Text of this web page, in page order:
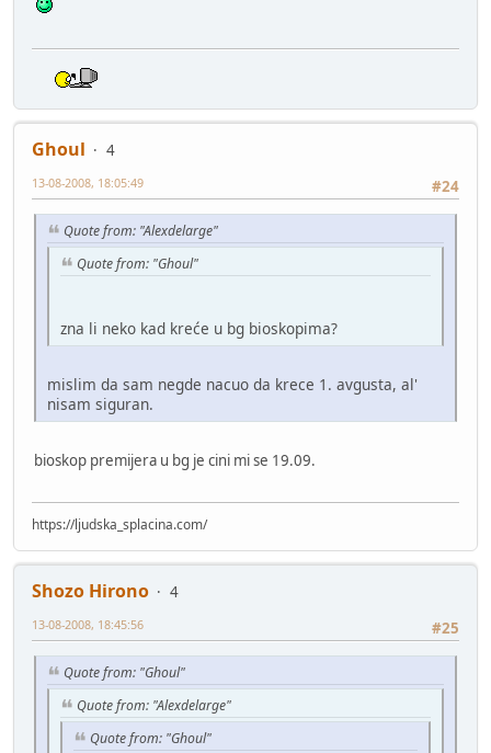
Ghoul
4
#24
13-08-2008, 18:05:49
Quote from: "Alexdelarge"
Quote from: "Ghoul"
zna li neko kad kreće u bg bioskopima?
mislim da sam negde nacuo da krece 1. avgusta, al'
nisam siguran.
bioskop premijera u bg je cini mi se 19.09.
https://ljudska_splacina.com/
Shozo Hirono
4
#25
13-08-2008, 18:45:56
Quote from: "Ghoul"
Quote from: "Alexdelarge"
Quote from: "Ghoul"